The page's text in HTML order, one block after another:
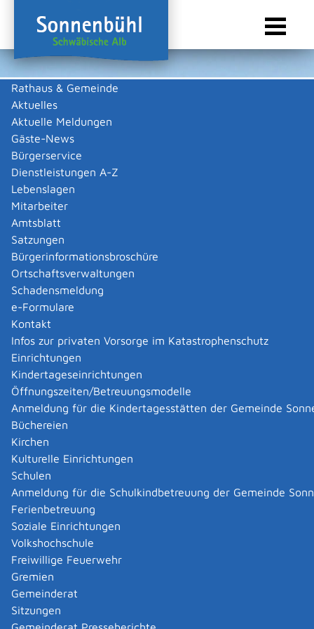
Rathaus & Gemeinde
Aktuelles
Aktuelle Meldungen
Gäste-News
Bürgerservice
Dienstleistungen A-Z
Lebenslagen
Mitarbeiter
Amtsblatt
Satzungen
Bürgerinformationsbroschüre
Ortschaftsverwaltungen
Schadensmeldung
e-Formulare
Kontakt
Infos zur privaten Vorsorge im Katastrophenschutz
Einrichtungen
Kindertageseinrichtungen
Öffnungszeiten/Betreuungsmodelle
Anmeldung für die Kindertagesstätten der Gemeinde
Büchereien
Kirchen
Kulturelle Einrichtungen
Schulen
Anmeldung für die Schulkindbetreuung der Gemeinde
Ferienbetreuung
Soziale Einrichtungen
Volkshochschule
Freiwillige Feuerwehr
Gremien
Gemeinderat
Sitzungen
Sie sind hier:
Gewerbeliste
ULMER Kunststoffteile GmbH &
Co. KG
Beschreibung
Wir verstehen uns als kompetenten Lösungspartner bei der
Entwicklung und Herstellung von qualitativ und technisch
hochwertigen Kunststoffprodukten in Vakuum-Tiefziehtechnik
und Warmumformung.
Durch unsere langjährige Erfahrung im Bereich der
Kunststoffverarbeitung können wir bereits während der
Produktentwicklung dazu beitragen die Herstellkosten der
Kunststoffteile positiv zu beeinflussen.
Vertrauen Sie auf unsere Erfahrung und unser Know-how. Wir
beraten Sie gerne, wenn es darum geht, gemeinsam mit Ihnen,
Möglichkeiten zu finden Ihre Produkte durch Thermoformen und
Warmkanten zu realisieren.
Zurück
||